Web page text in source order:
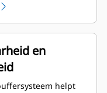
of maximaal
de efficiëntie en
werkterrein te
functie kunt u
gebruiken op
en
helpt